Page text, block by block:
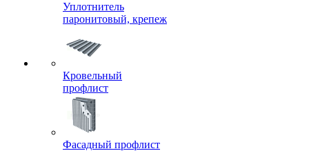
Уплотнитель
паронитовый, крепеж
Кровельный
профлист
Фасадный профлист